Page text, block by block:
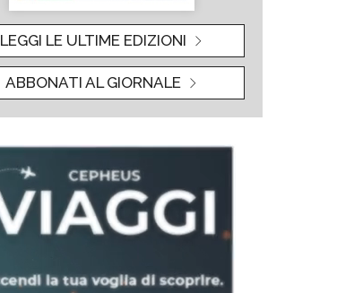
LEGGI LE ULTIME EDIZIONI
ABBONATI AL GIORNALE